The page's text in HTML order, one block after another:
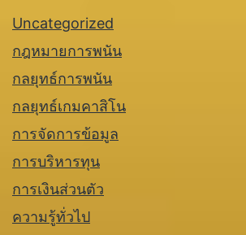
Uncategorized
กฎหมายการพนัน
กลยุทธ์การพนัน
กลยุทธ์เกมคาสิโน
การจัดการข้อมูล
การบริหารทุน
การเงินส่วนตัว
ความรู้ทั่วไป